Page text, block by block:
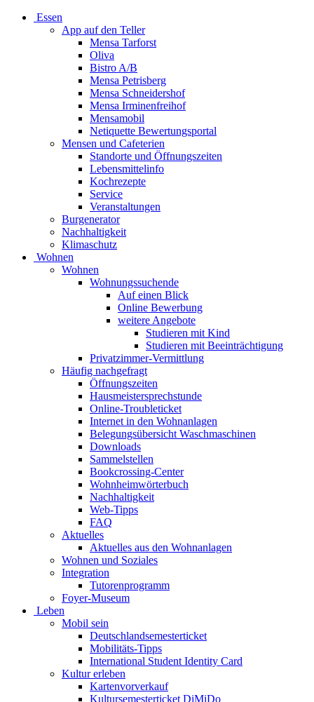
Essen
App auf den Teller
Mensa Tarforst
Oliva
Bistro A/B
Mensa Petrisberg
Mensa Schneidershof
Mensa Irminenfreihof
Mensamobil
Netiquette Bewertungsportal
Mensen und Cafeterien
Standorte und Öffnungszeiten
Lebensmittelinfo
Kochrezepte
Service
Veranstaltungen
Burgenerator
Nachhaltigkeit
Klimaschutz
Wohnen
Wohnen
Wohnungssuchende
Auf einen Blick
Online Bewerbung
weitere Angebote
Studieren mit Kind
Studieren mit Beeinträchtigung
Privatzimmer-Vermittlung
Häufig nachgefragt
Öffnungszeiten
Hausmeistersprechstunde
Online-Troubleticket
Internet in den Wohnanlagen
Belegungsübersicht Waschmaschinen
Downloads
Sammelstellen
Bookcrossing-Center
Wohnheimwörterbuch
Nachhaltigkeit
Web-Tipps
FAQ
Aktuelles
Aktuelles aus den Wohnanlagen
Wohnen und Soziales
Integration
Tutorenprogramm
Foyer-Museum
Leben
Mobil sein
Deutschlandsemesterticket
Mobilitäts-Tipps
International Student Identity Card
Kultur erleben
Kartenvorverkauf
Kultursemesterticket DiMiDo